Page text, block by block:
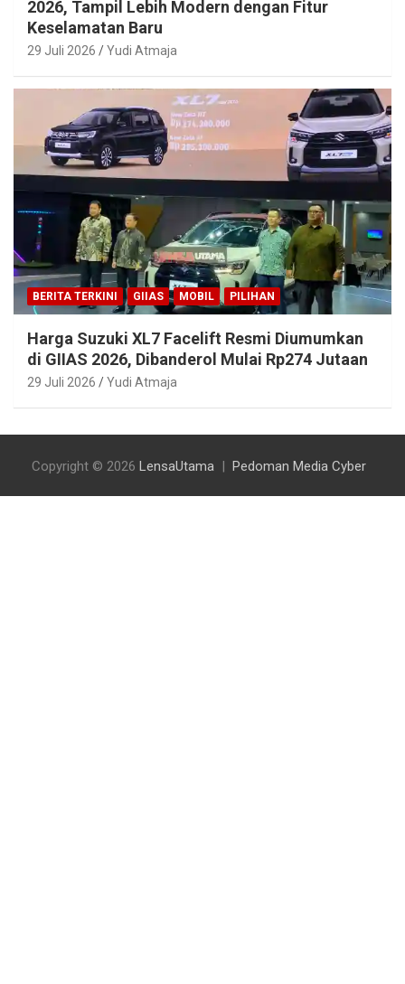
2026, Tampil Lebih Modern dengan Fitur
Keselamatan Baru
29 Juli 2026 Yudi Atmaja
BERITA TERKINI GIIAS MOBIL PILIHAN
Harga Suzuki XL7 Facelift Resmi Diumumkan
di GIIAS 2026, Dibanderol Mulai Rp274 Jutaan
29 Juli 2026 Yudi Atmaja
Copyright © 2026 LensaUtama Pedoman Media Cyber